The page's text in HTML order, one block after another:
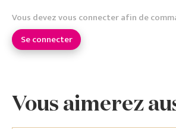
Vous devez vous connecter afin de
Se connecter
Vous aimerez